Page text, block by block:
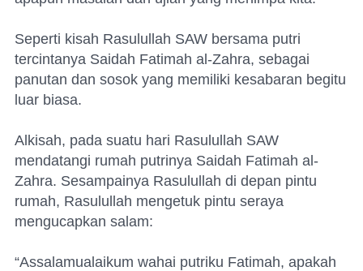
Seperti kisah Rasulullah SAW bersama putri
tercintanya Saidah Fatimah al-Zahra, sebagai
panutan dan sosok yang memiliki kesabaran begitu
luar biasa.
Alkisah, pada suatu hari Rasulullah SAW
mendatangi rumah putrinya Saidah Fatimah al-
Zahra. Sesampainya Rasulullah di depan pintu
rumah, Rasulullah mengetuk pintu seraya
mengucapkan salam:
“Assalamualaikum wahai putriku Fatimah, apakah